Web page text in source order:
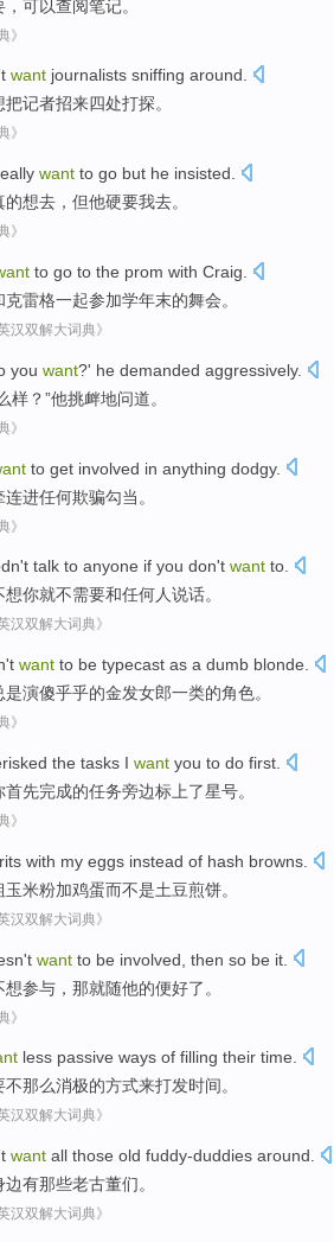
， 可以查阅笔记。
》
want journalists sniffing around.
把记者招来四处打探。
》
want to go but he insisted
的想去 ， 但他硬要我去。
》
to go to the prom with Craig
克雷格一起参加学年末的舞会。
汉双解大词典》
you want?' he demanded aggressively.
样？”他挑衅地问道。
》
to get involved in anything dodgy.
连进任何欺骗勾当。
》
't talk to anyone if you don't want to.
想你就不需要和任何人说话。
汉双解大词典》
want to be typecast as a dumb blonde
是演傻乎乎的金发女郎一类的角色。
》
the tasks I want you to do first
首先完成的任务旁边标上了星号。
》
with my eggs instead of hash browns
玉米粉加鸡蛋而不是土豆煎饼。
汉双解大词典》
want to be involved then so be it.
想参与 ， 那就随他的便好了。
》
less passive ways of filling their time.
不那么消极的方式来打发时间。
汉双解大词典》
want all those old fuddy-duddies around
边有那些老古董们。
汉双解大词典》